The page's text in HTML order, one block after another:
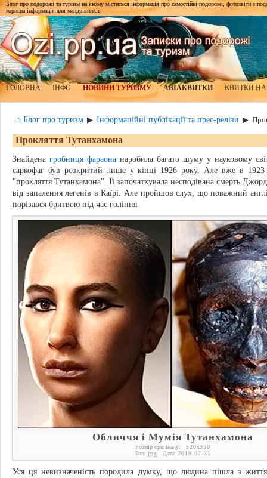
Блог про подорожі та туризм на якому міститься інформація про самостійні подорожі, фотозвіти з
корисна інформація для мандрівників
ГОЛОВНА ІНФО НОВИНИ ТУРИЗМУ АВІАКВИТКИ КВИТКИ
⌂ Блог про туризм ▶ Інформаційні публікації та прес-релізи ▶
Прокляття Тутанхамона
Знайдена гробниця фараона наробила багато шуму у науковому
саркофаг був розкритий лише у кінці 1926 року. Але вже в 1923
"прокляття Тутанхамона". Її започаткувала несподівана смерть
від запалення легенів в Каїрі. Але пройшов слух, що поважний
порізався бритвою під час гоління.
Обличчя і Мумія Тутанхамона
Розмір оригіналу: 520x350
Тип: jpg Дата: 2019-07-31
Уся ця невизначеність породила думку, що людина пішла з